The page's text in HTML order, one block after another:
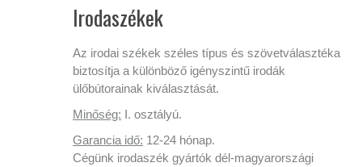
Irodaszékek
Az irodai székek széles típus és szövetválasztéka
biztosítja a különböző igényszintű irodák
ülőbútorainak kiválasztását.
Minőség: I. osztályú.
Garancia idő: 12-24 hónap.
Cégünk irodaszék gyártók dél-magyarországi